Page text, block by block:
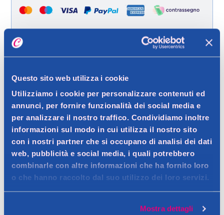
Questo sito web utilizza i cookie
Utilizziamo i cookie per personalizzare contenuti ed
annunci, per fornire funzionalità dei social media e
per analizzare il nostro traffico. Condividiamo inoltre
informazioni sul modo in cui utilizza il nostro sito
con i nostri partner che si occupano di analisi dei dati
web, pubblicità e social media, i quali potrebbero
combinarle con altre informazioni che ha fornito loro
o che hanno raccolto dal suo utilizzo dei loro servizi.
Mostra dettagli
Ritiro in negozio gratuito per i clienti registrati
Dettagli prodotto
Descrizione